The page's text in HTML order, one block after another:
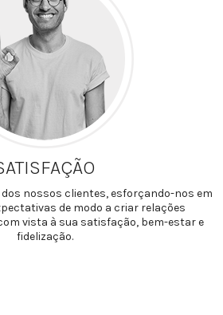
nossos clientes, esforçando-nos em
de modo a criar relações
vista à sua satisfação, bem-estar e
fidelização.